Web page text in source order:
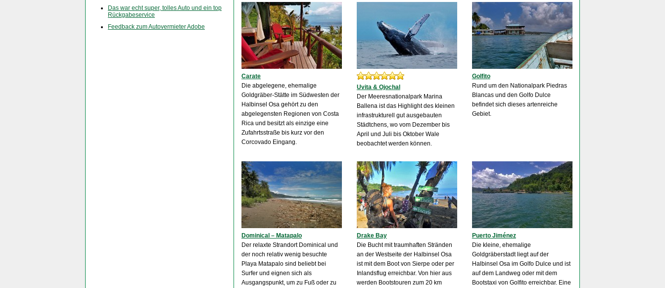
Carate
Die abgelegene, ehemalige
Goldgräber-Stätte im Südwesten der
Halbinsel Osa gehört zu den
abgelegensten Regionen von Costa
Rica und besitzt als einzige eine
Zufahrtsstraße bis kurz vor den
Corcovado Eingang.
Uvita & Ojochal
Der Meeresnationalpark Marina
Ballena ist das Highlight des kleinen
infrastrukturell gut ausgebauten
Städtchens, wo vom Dezember bis
April und Juli bis Oktober Wale
beobachtet werden können.
Golfito
Rund um den Nationalpark Piedras
Blancas und den Golfo Dulce
befindet sich dieses artenreiche
Gebiet.
Dominical – Matapalo
Der relaxte Strandort Dominical und
der noch relativ wenig besuchte
Playa Matapalo sind beliebt bei
Surfer und eignen sich als
Ausgangspunkt, um zu Fuß oder zu
Drake Bay
Die Bucht mit traumhaften Stränden
an der Westseite der Halbinsel Osa
ist mit dem Boot von Sierpe oder per
Inlandsflug erreichbar. Von hier aus
werden Bootstouren zum 20 km
Puerto Jiménez
Die kleine, ehemalige
Goldgräberstadt liegt auf der
Halbinsel Osa im Golfo Dulce und ist
auf dem Landweg oder mit dem
Bootstaxi von Golfito erreichbar. Eine
Das war echt super, tolles Auto und ein top
Rückgabeservice
Feedback zum Autovermieter Adobe